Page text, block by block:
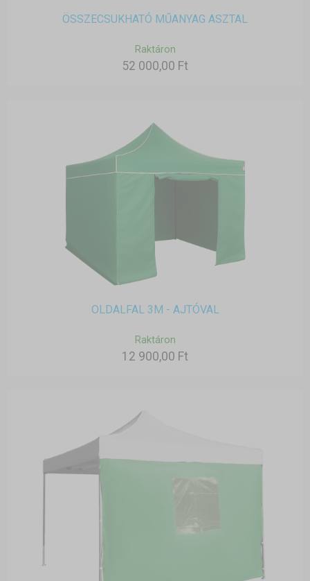
ÖSSZECSUKHATÓ MŰANYAG ASZTAL
Raktáron
52 000,00 Ft
OLDALFAL 3M - AJTÓVAL
Raktáron
12 900,00 Ft